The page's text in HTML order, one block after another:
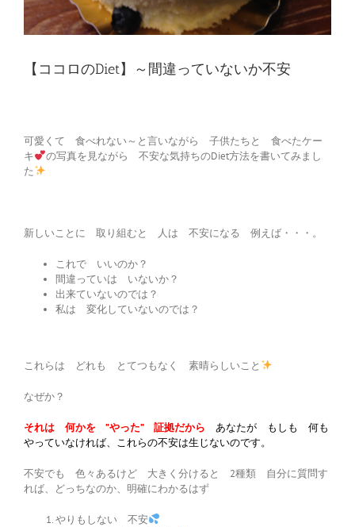
【ココロのDiet】～間違っていないか不安
可愛くて 食べれない～と言いながら 子供たちと 食べたケー
キ
の写真を見ながら 不安な気持ちのDiet方法を書いてみまし
た
新しいことに 取り組むと 人は 不安になる 例えば・・・。
これで いいのか？
間違っていは いないか？
出来ていないのでは？
私は 変化していないのでは？
これらは どれも とてつもなく 素晴らしいこと
なぜか？
それは 何かを ”やった” 証拠だから あなたが もしも 何も
やっていなければ、これらの不安は生じないのです。
不安でも 色々あるけど 大きく分けると 2種類 自分に質問す
れば、どっちなのか、明確にわかるはず
やりもしない 不安